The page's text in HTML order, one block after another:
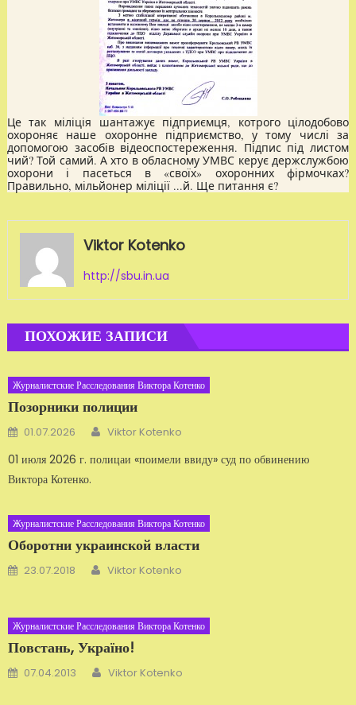
Це так міліція шантажує підприємця, котрого цілодобово
охороняє наше охоронне підприємство, у тому числі за
допомогою засобів відеоспостереження. Підпис під листом
чий? Той самий. А хто в обласному УМВС керує держслужбою
охорони і пасеться в «своїх» охоронних фірмочках?
Правильно, мільйонер міліції ...й. Ще питання є?
Viktor Kotenko
http://sbu.in.ua
ПОХОЖИЕ ЗАПИСИ
Журналистские Расследования Виктора Котенко
Позорники полиции
Добавлено
01.07.2026 Автор
Viktor Kotenko
01 июля 2026 г. полицаи «поимели ввиду» суд по обвинению
Виктора Котенко.
Журналистские Расследования Виктора Котенко
Оборотни украинской власти
Добавлено
23.07.2018 Автор
Viktor Kotenko
Журналистские Расследования Виктора Котенко
Повстань, Україно!
Добавлено
07.04.2013 Автор
Viktor Kotenko